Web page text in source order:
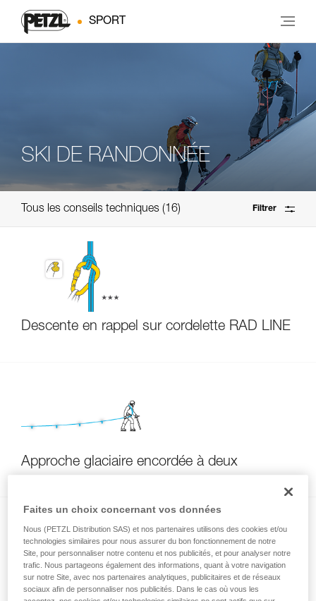
SPORT
SKI DE RANDONNÉE
Tous les conseils techniques 16 Filtrer
Descente en rappel sur cordelette RAD LINE
Approche glaciaire encordée à deux
Installer un rappel lors d’une descente à skis
Faites un choix concernant vos données
Nous (PETZL Distribution SAS) et nos partenaires utilisons des cookies et/ou
technologies similaires pour nous assurer du bon fonctionnement de notre
Site, pour personnaliser notre contenu et nos publicités, et pour analyser notre
trafic. Nous partageons également des informations, quant à votre navigation
sur notre Site, avec nos partenaires analytiques, publicitaires et de réseaux
sociaux afin de personnaliser nos publicités. Dans le cas où vous les